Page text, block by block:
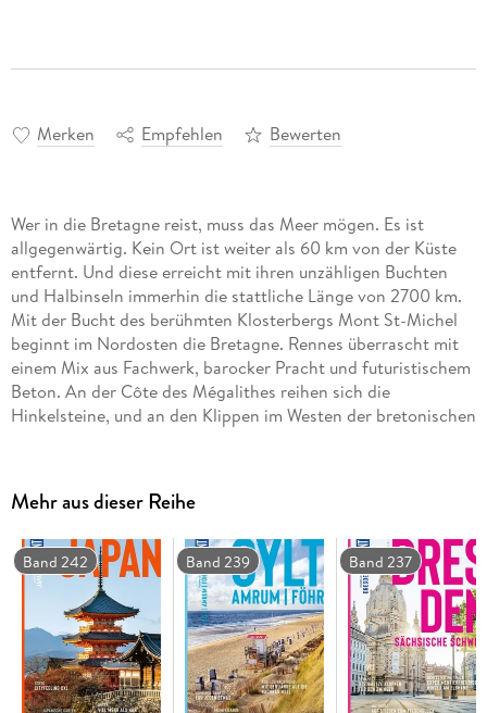
Merken Empfehlen Bewerten
Wer in die Bretagne reist, muss das Meer mögen. Es ist
allgegenwärtig. Kein Ort ist weiter als 60 km von der Küste
entfernt. Und diese erreicht mit ihren unzähligen Buchten
und Halbinseln immerhin die stattliche Länge von 2700 km.
Mit der Bucht des berühmten Klosterbergs Mont St-Michel
beginnt im Nordosten die Bretagne. Rennes überrascht mit
einem Mix aus Fachwerk, barocker Pracht und futuristischem
Beton. An der Côte des Mégalithes reihen sich die
Hinkelsteine, und an den Klippen im Westen der bretonischen
Das Beste erleben: wo eine imposante Natur, großartige
Kunst und fantastische Erlebnisse zu finden sind
Unsere Favoriten: die stimmungsvollsten Kleinstädte, die
schönsten Küstenwanderungen und Wellness pur
Ja, natürlich: umweltbewusste Unternehmungen und
nachhaltiges Erleben
Mehr aus dieser Reihe
Band 242 Band 239 Band 237